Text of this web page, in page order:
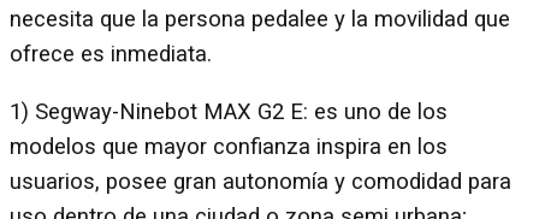
necesita que la persona pedalee y la movilidad que
ofrece es inmediata.
1) Segway-Ninebot MAX G2 E: es uno de los
modelos que mayor confianza inspira en los
usuarios, posee gran autonomía y comodidad para